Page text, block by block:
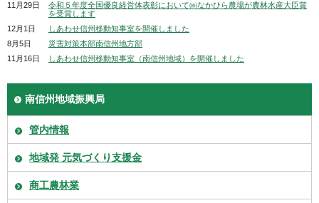
11月29日
令和５年度全国優良経営体表彰において㈱なかひら農場が農林水産大臣賞
を受賞します
12月1日
しあわせ信州移動知事室を開催しました
8月5日
災害対策本部南信州地方部
11月16日
しあわせ信州移動知事室（南信州地域）を開催しました
南信州地域振興局
管内情報
地域発 元気づくり支援金
商工農林業